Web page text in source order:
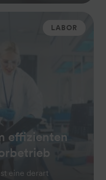
LABOR
effizienten
eine derart